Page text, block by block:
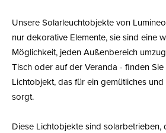
Unsere Solarleuchtobjekte von
nur dekorative Elemente, sie sind eine
Möglichkeit, jeden Außenbereich
Tisch oder auf der Veranda - finden
Lichtobjekt, das für ein gemütliches
sorgt.
Diese Lichtobjekte sind solarbetrieben,